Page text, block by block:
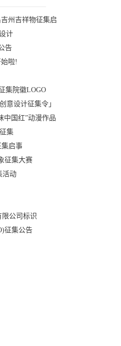
州吉祥物征集启
计
告
啦!
集院徽LOGO
意设计征集令」
中国红”动漫作品
集
集启事
征集大赛
活动
公司标识
征集公告